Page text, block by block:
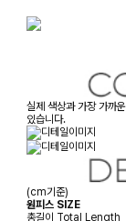
실제 색상과 가장 가까
있습니다.
(cm기준)
원피스 SIZE
총길이 Total Length